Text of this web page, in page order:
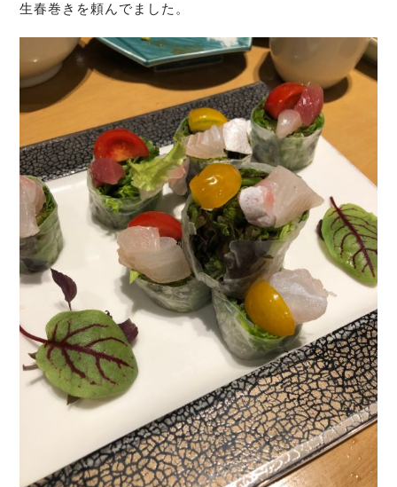
生春巻きを頼んでました。